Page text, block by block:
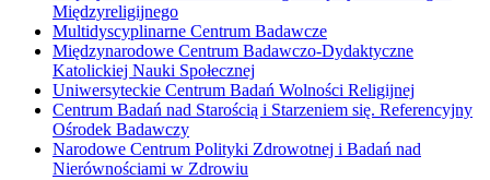
Międzyreligijnego
Multidyscyplinarne Centrum Badawcze
Międzynarodowe Centrum Badawczo-Dydaktyczne
Katolickiej Nauki Społecznej
Uniwersyteckie Centrum Badań Wolności Religijnej
Centrum Badań nad Starością i Starzeniem się. Referencyjny
Ośrodek Badawczy
Narodowe Centrum Polityki Zdrowotnej i Badań nad
Nierównościami w Zdrowiu